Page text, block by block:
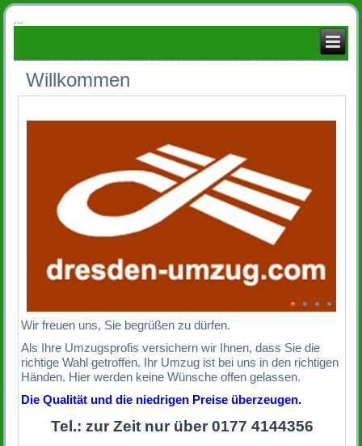
...
Willkommen
Wir freuen uns, Sie begrüßen zu dürfen.
Als Ihre Umzugsprofis versichern wir Ihnen, dass Sie die
richtige Wahl getroffen. Ihr Umzug ist bei uns in den richtigen
Händen. Hier werden keine Wünsche offen gelassen.
Die Qualität und die niedrigen Preise überzeugen.
Tel.: zur Zeit nur über 0177 4144356